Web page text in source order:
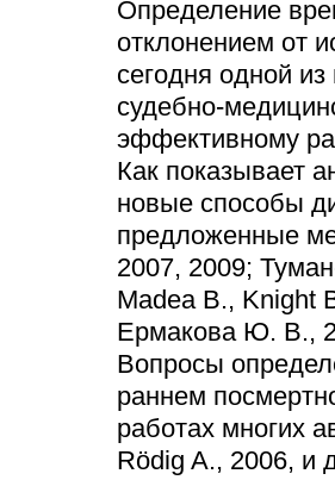
Определение
отклонением от
сегодня одной
судебно-
эффективному
Как показывает
новые способы
предложенные
2007, 2009;
Madea B., Knight
Ермакова Ю. В.,
Вопросы
раннем
работах многих
Rödig A., 2006, и